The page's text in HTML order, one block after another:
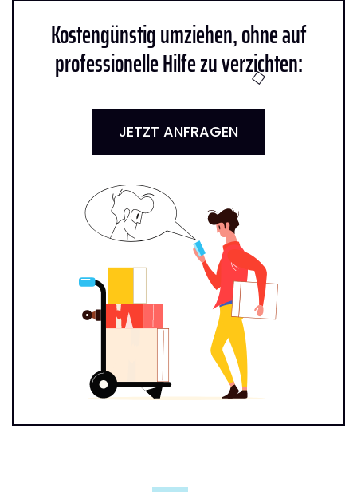
Kostengünstig umziehen, ohne auf
professionelle Hilfe zu verzichten:
JETZT ANFRAGEN